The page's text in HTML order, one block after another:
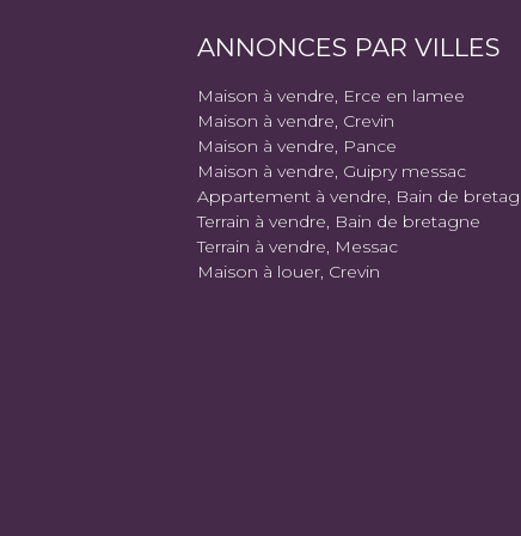
ANNONCES PAR VILLES
Maison à vendre, Erce en lamee
Maison à vendre, Crevin
Maison à vendre, Pance
Maison à vendre, Guipry messac
Appartement à vendre, Bain de
Terrain à vendre, Bain de bretagne
Terrain à vendre, Messac
Maison à louer, Crevin